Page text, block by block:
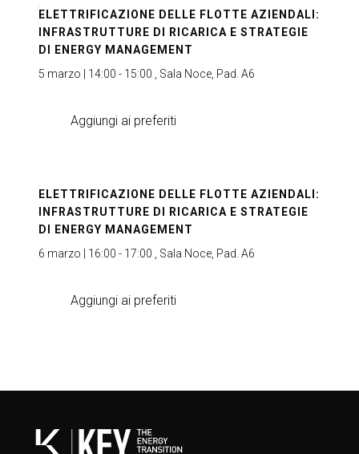
ELETTRIFICAZIONE DELLE FLOTTE AZIENDALI:
INFRASTRUTTURE DI RICARICA E STRATEGIE
DI ENERGY MANAGEMENT
5 marzo | 14:00 - 15:00 , Sala Noce, Pad. A6
Aggiungi ai preferiti
ELETTRIFICAZIONE DELLE FLOTTE AZIENDALI:
INFRASTRUTTURE DI RICARICA E STRATEGIE
DI ENERGY MANAGEMENT
6 marzo | 16:00 - 17:00 , Sala Noce, Pad. A6
Aggiungi ai preferiti